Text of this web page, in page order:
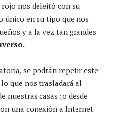
nos deleitó con su
único en su tipo que nos
y a la vez tan grandes
se podrán repetir este
que nos trasladará al
nuestras casas ¡o desde
una conexión a Internet